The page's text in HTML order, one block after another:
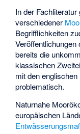
In der
verschiedener
Begrifflichkeiten
bereits die
klassischen
mit den
problematisch.
Naturnahe
europäischen